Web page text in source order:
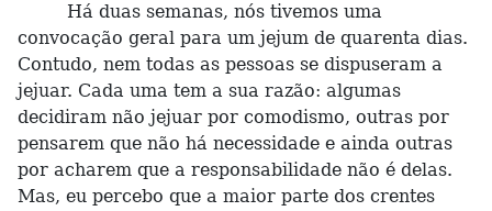
Há duas semanas, nós tivemos uma
convocação geral para um jejum de quarenta dias.
Contudo, nem todas as pessoas se dispuseram a
jejuar. Cada uma tem a sua razão: algumas
decidiram não jejuar por comodismo, outras por
pensarem que não há necessidade e ainda outras
por acharem que a responsabilidade não é delas.
Mas, eu percebo que a maior parte dos crentes